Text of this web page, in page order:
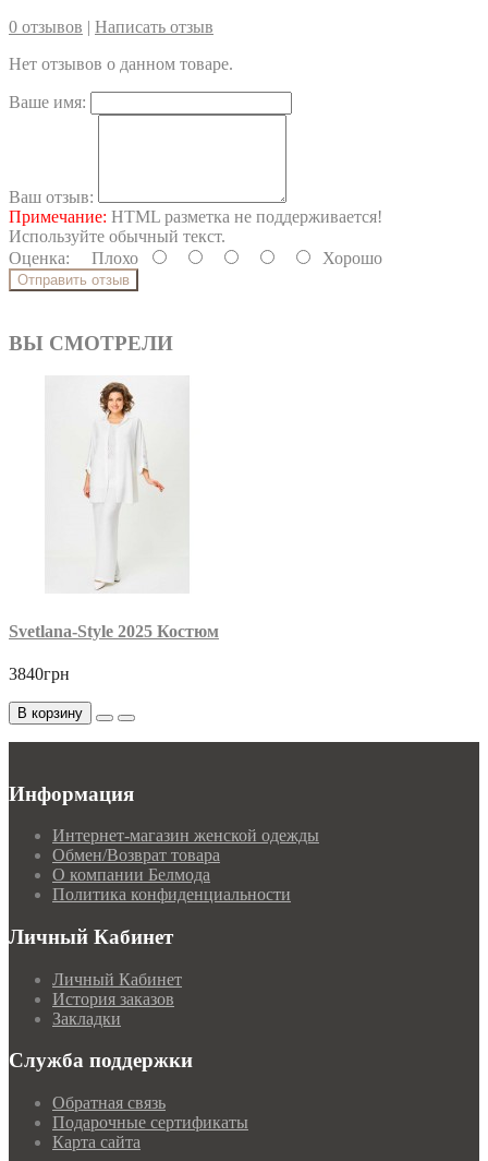
0 отзывов | Написать отзыв
Нет отзывов о данном товаре.
Ваше имя:
Ваш отзыв:
Примечание: HTML разметка не поддерживается!
Используйте обычный текст.
Оценка: Плохо Хорошо
Отправить отзыв
ВЫ СМОТРЕЛИ
Svetlana-Style 2025 Костюм
3840грн
В корзину
Информация
Интернет-магазин женской одежды
Обмен/Возврат товара
О компании Белмода
Политика конфиденциальности
Личный Кабинет
Личный Кабинет
История заказов
Закладки
Служба поддержки
Обратная связь
Подарочные сертификаты
Карта сайта